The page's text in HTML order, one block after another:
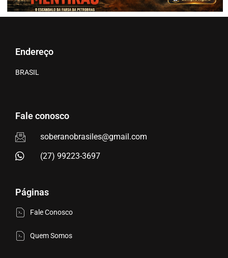
Endereço
BRASIL
Fale conosco
soberanobrasiles@gmail.com
(27) 99223-3697
Páginas
Fale Conosco
Quem Somos